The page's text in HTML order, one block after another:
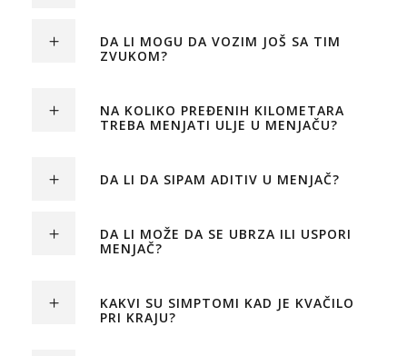
DA LI MOGU DA VOZIM JOŠ SA TIM
ZVUKOM?
NA KOLIKO PREĐENIH KILOMETARA
TREBA MENJATI ULJE U MENJAČU?
DA LI DA SIPAM ADITIV U MENJAČ?
DA LI MOŽE DA SE UBRZA ILI USPORI
MENJAČ?
KAKVI SU SIMPTOMI KAD JE KVAČILO
PRI KRAJU?